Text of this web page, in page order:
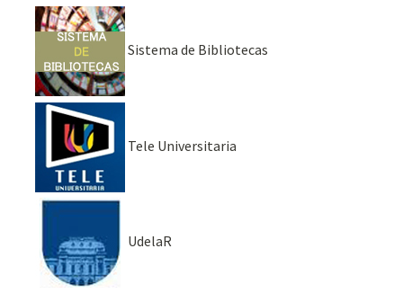
Sistema de Bibliotecas
Tele Universitaria
UdelaR